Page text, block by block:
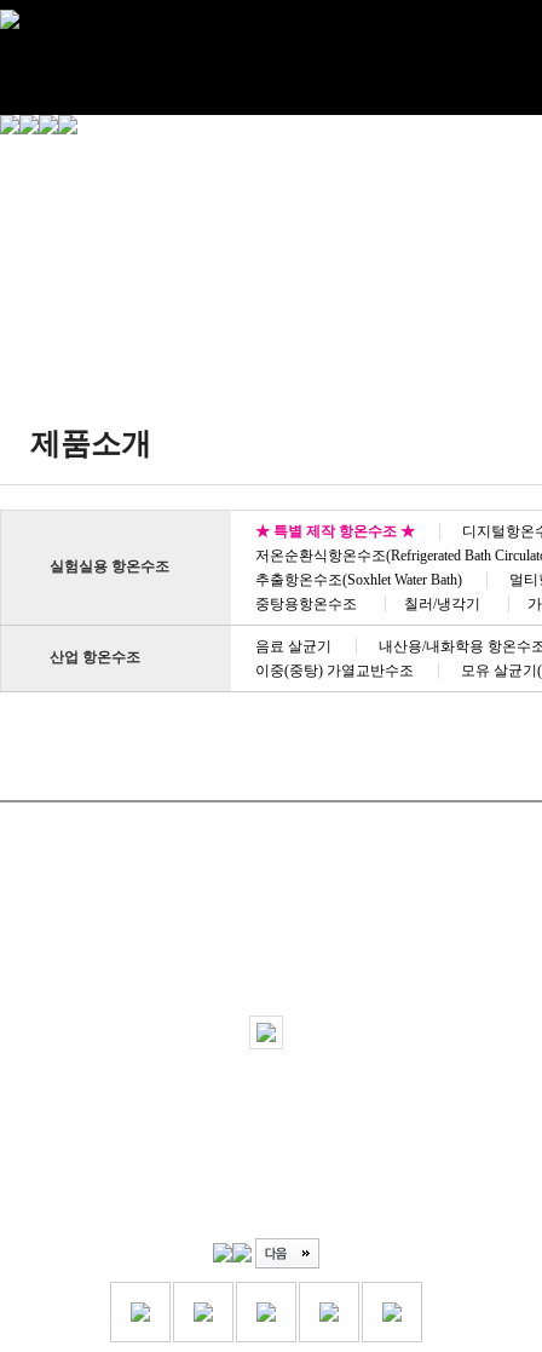
제품소개
실험실용 항온수조
★ 특별 제작 항온수조 ★
디지털항온
저온순환식항온수조(Refrigerated Bath
추출항온수조(Soxhlet Water Bath)
멀티
중탕용항온수조
칠러/냉각기
산업 항온수조
음료 살균기
내산용/내화학용 항온수
이중(중탕) 가열교반수조
모유 살균기